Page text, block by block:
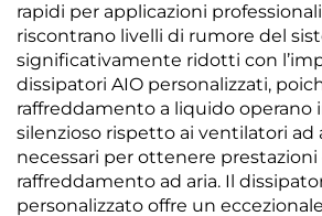
rapidi per applicazioni
riscontrano livelli di rumore del
significativamente ridotti con
dissipatori AIO personalizzati,
raffreddamento a liquido operano
silenzioso rispetto ai ventilatori ad
necessari per ottenere
raffreddamento ad aria. Il
personalizzato offre un